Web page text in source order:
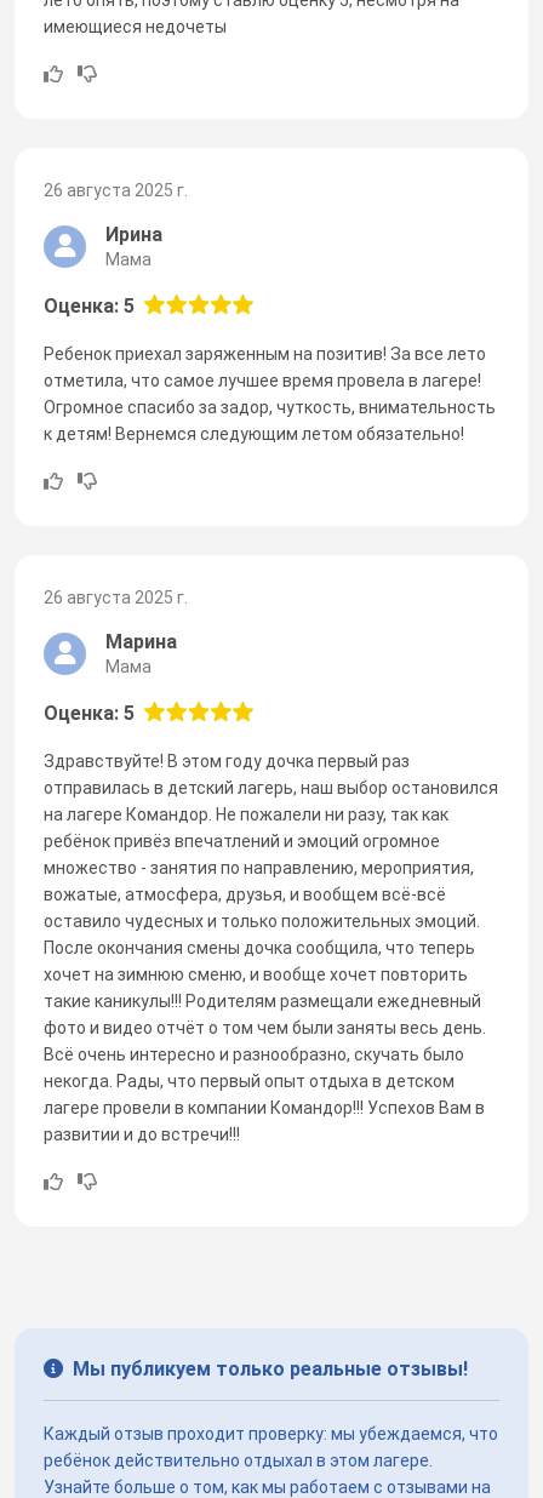
имеющиеся недочеты
26 августа 2025 г.
Ирина
Мама
Оценка: 5
Ребенок приехал заряженным на позитив! За все лето
отметила, что самое лучшее время провела в лагере!
Огромное спасибо за задор, чуткость, внимательность
к детям! Вернемся следующим летом обязательно!
26 августа 2025 г.
Марина
Мама
Оценка: 5
Здравствуйте! В этом году дочка первый раз
отправилась в детский лагерь, наш выбор остановился
на лагере Командор. Не пожалели ни разу, так как
ребёнок привёз впечатлений и эмоций огромное
множество - занятия по направлению, мероприятия,
вожатые, атмосфера, друзья, и вообщем всё-всë
оставило чудесных и только положительных эмоций.
После окончания смены дочка сообщила, что теперь
хочет на зимнюю сменю, и вообще хочет повторить
такие каникулы!!! Родителям размещали ежедневный
фото и видео отчёт о том чем были заняты весь день.
Всё очень интересно и разнообразно, скучать было
некогда. Рады, что первый опыт отдыха в детском
лагере провели в компании Командор!!! Успехов Вам в
развитии и до встречи!!!
Мы публикуем только реальные отзывы!
Каждый отзыв проходит проверку: мы убеждаемся, что
ребёнок действительно отдыхал в этом лагере.
Узнайте больше о том, как мы работаем с отзывами на